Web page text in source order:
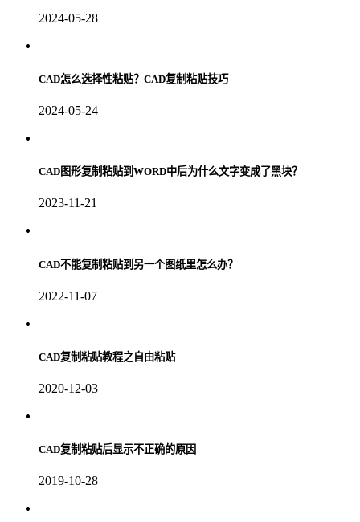
2024-05-28
CAD怎么选择性粘贴？CAD复制粘贴技巧
2024-05-24
CAD图形复制粘贴到WORD中后为什么文字变成了黑块？
2023-11-21
CAD不能复制粘贴到另一个图纸里怎么办？
2022-11-07
CAD复制粘贴教程之自由粘贴
2020-12-03
CAD复制粘贴后显示不正确的原因
2019-10-28